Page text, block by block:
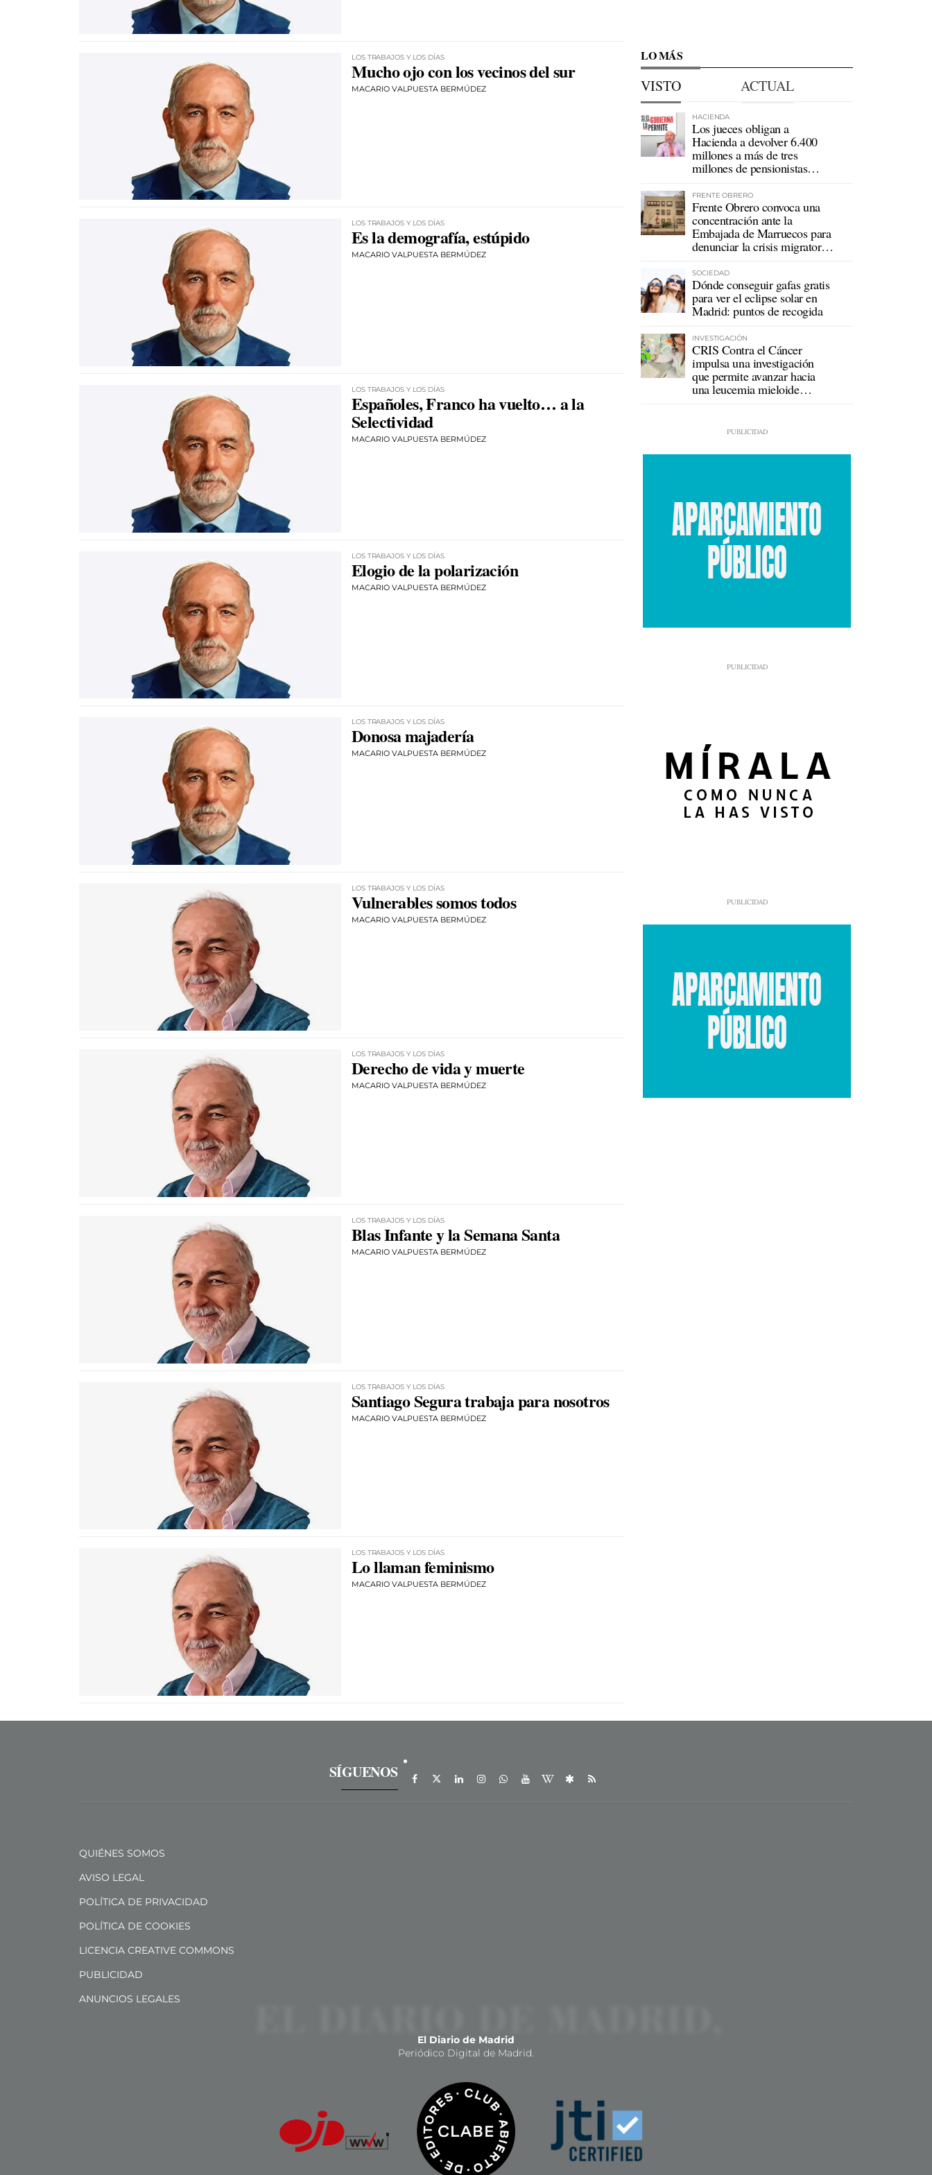
LOS TRABAJOS Y LOS DÍAS
Mucho ojo con los vecinos del sur
MACARIO VALPUESTA BERMÚDEZ
LOS TRABAJOS Y LOS DÍAS
Es la demografía, estúpido
MACARIO VALPUESTA BERMÚDEZ
LOS TRABAJOS Y LOS DÍAS
Españoles, Franco ha vuelto… a la
Selectividad
MACARIO VALPUESTA BERMÚDEZ
LOS TRABAJOS Y LOS DÍAS
Elogio de la polarización
MACARIO VALPUESTA BERMÚDEZ
LOS TRABAJOS Y LOS DÍAS
Donosa majadería
MACARIO VALPUESTA BERMÚDEZ
LOS TRABAJOS Y LOS DÍAS
Vulnerables somos todos
MACARIO VALPUESTA BERMÚDEZ
LOS TRABAJOS Y LOS DÍAS
Derecho de vida y muerte
MACARIO VALPUESTA BERMÚDEZ
LOS TRABAJOS Y LOS DÍAS
Blas Infante y la Semana Santa
MACARIO VALPUESTA BERMÚDEZ
LOS TRABAJOS Y LOS DÍAS
Santiago Segura trabaja para nosotros
MACARIO VALPUESTA BERMÚDEZ
LOS TRABAJOS Y LOS DÍAS
Lo llaman feminismo
MACARIO VALPUESTA BERMÚDEZ
LO MÁS
VISTO ACTUAL
HACIENDA
Los jueces obligan a
Hacienda a devolver 6.400
millones a más de tres
millones de pensionistas
FRENTE OBRERO
Frente Obrero convoca una
concentración ante la
Embajada de Marruecos para
denunciar la crisis migratoria
SOCIEDAD
Dónde conseguir gafas gratis
para ver el eclipse solar en
Madrid: puntos de recogida
INVESTIGACIÓN
CRIS Contra el Cáncer
impulsa una investigación
que permite avanzar hacia
una leucemia mieloide
SÍGUENOS
QUIÉNES SOMOS
AVISO LEGAL
POLÍTICA DE PRIVACIDAD
POLÍTICA DE COOKIES
LICENCIA CREATIVE COMMONS
PUBLICIDAD
ANUNCIOS LEGALES
El Diario de Madrid
Periódico Digital de Madrid.